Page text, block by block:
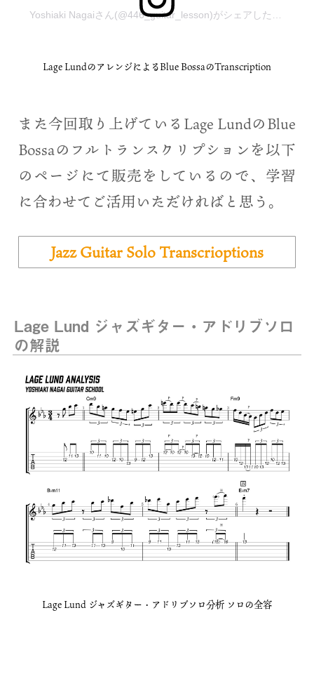
Yoshiaki Nagaiさん(@446_guitar_lesson)がシェアした投稿
Lage LundのアレンジによるBlue BossaのTranscription
また今回取り上げているLage LundのBlue
Bossaのフルトランスクリプションを以下
のページにて販売をしているので、学習
に合わせてご活用いただければと思う。
Jazz Guitar Solo Transcrioptions
Lage Lund ジャズギター・アドリブソロ
の解説
Lage Lund ジャズギター・アドリブソロ分析 ソロの全容